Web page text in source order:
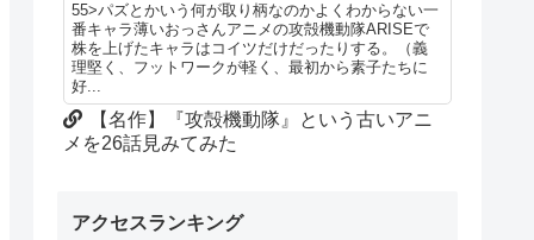
55>パズとかいう何が取り柄なのかよくわからない一
番キャラ薄いおっさんアニメの攻殻機動隊ARISEで
株を上げたキャラはコイツだけだったりする。（義
理堅く、フットワークが軽く、最初から素子たちに
好...
【名作】『攻殻機動隊』という古いアニ
メを26話見みてみた
アクセスランキング